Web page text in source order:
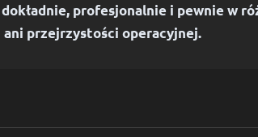
profesjonalnie i pewnie w
ani przejrzystości operacyjnej.